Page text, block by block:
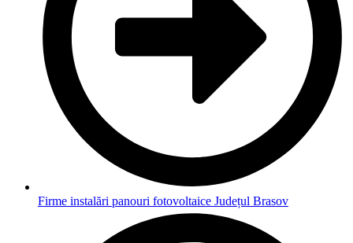
Firme instalări panouri fotovoltaice Județul Brasov